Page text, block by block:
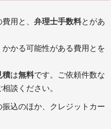
費用と、 弁理士手数料とがあ
かる可能性がある費用とを
積は無料です。ご依頼件数な
談ください。
込のほか、クレジットカー